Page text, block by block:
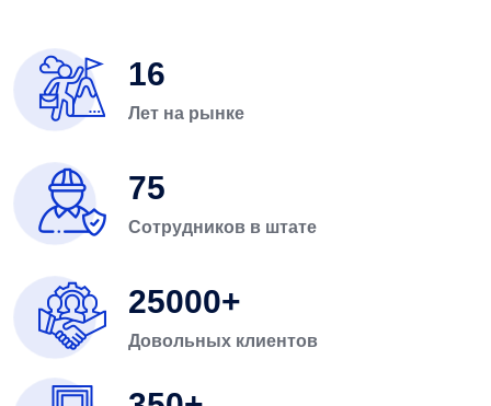
16
Лет на рынке
75
Сотрудников в штате
25000
Довольных клиентов